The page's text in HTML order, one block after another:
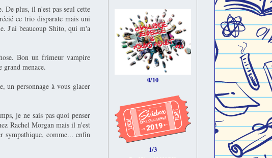
plus, il n'est pas seul cette
ce trio disparate mais uni
J'ai beaucoup Shito, qui m'a
Bon un frimeur vampire
menace.
un personnage à vous glacer
je ne sais pas quoi penser
Rachel Morgan mais il n'est
sympathique, comme... enfin
0/10
1/3